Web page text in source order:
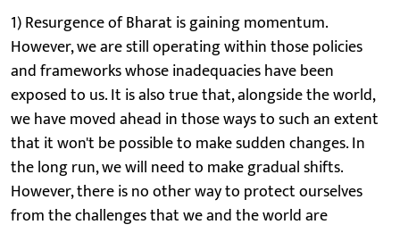
1) Resurgence of Bharat is gaining momentum.
However, we are still operating within those policies
and frameworks whose inadequacies have been
exposed to us. It is also true that, alongside the world,
we have moved ahead in those ways to such an extent
that it won't be possible to make sudden changes. In
the long run, we will need to make gradual shifts.
However, there is no other way to protect ourselves
from the challenges that we and the world are